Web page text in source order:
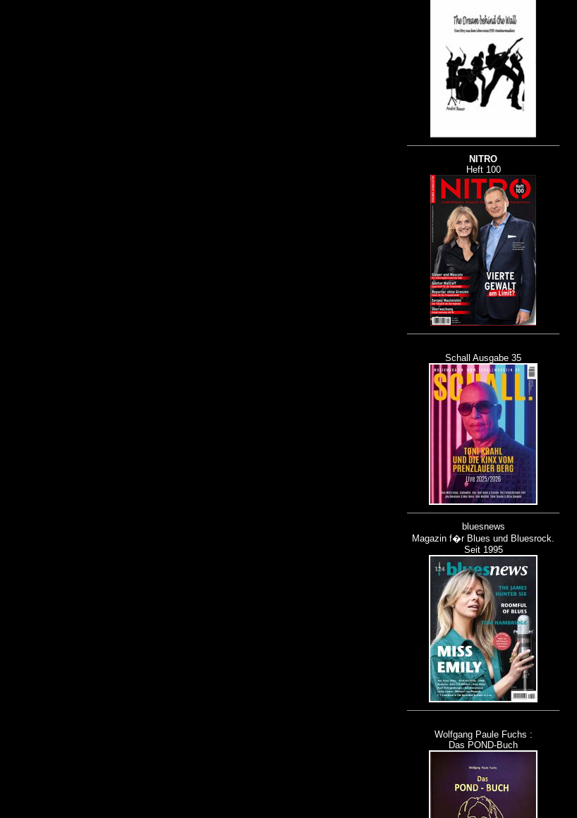
NITRO
Heft 100
Schall Ausgabe 35
bluesnews
Magazin f�r Blues und Bluesrock.
Seit 1995
Wolfgang Paule Fuchs :
Das POND-Buch